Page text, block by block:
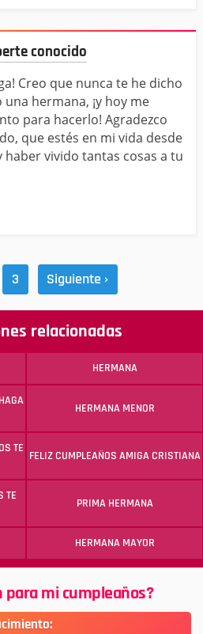
conocido
Creo que nunca te he dicho
hermana, ¡y hoy me
para hacerlo! Agradezco
que estés en mi vida desde
vivido tantas cosas a tu
3 Siguiente ›
relacionadas
HERMANA
HERMANA MENOR
TE
FELIZ CUMPLEAÑOS AMIGA CRISTIANA
TE
PRIMA HERMANA
HERMANA MAYOR
mi cumpleaños?